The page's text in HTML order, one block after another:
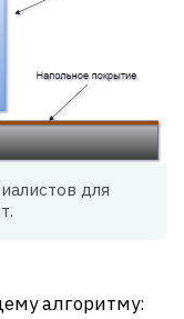
для
алгоритму: